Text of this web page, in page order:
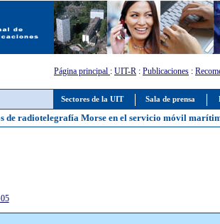
Sectores de la UIT Sala de prensa
Página principal : UIT-R : Publicaciones :
de radiotelegrafía Morse en el servicio móvil